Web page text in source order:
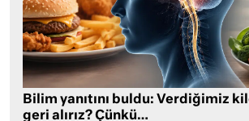
Bilim yanıtını buldu: Verdiğimiz
geri alırız? Çünkü…